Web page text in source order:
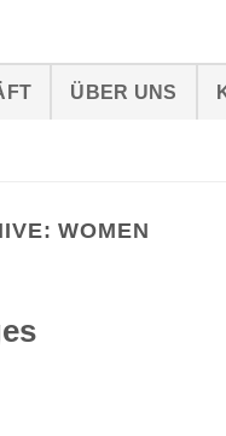
ÜBER UNS
WOMEN